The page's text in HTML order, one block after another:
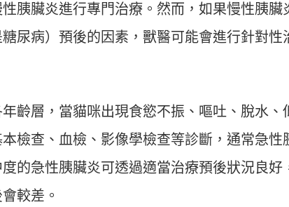
胰臟炎進行專門治療。然而，如果慢性胰臟
尿病）預後的因素，獸醫可能會進行針對性
齡層，當貓咪出現食慾不振、嘔吐、脫水、
檢查、血檢、影像學檢查等診斷，通常急性
的急性胰臟炎可透過適當治療預後狀況良好
較差。